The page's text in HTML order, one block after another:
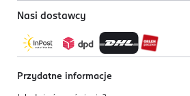
Nasi dostawcy
Przydatne informacje